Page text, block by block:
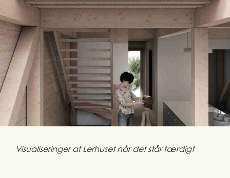
Visualiseringer af Lerhuset når det står færdigt